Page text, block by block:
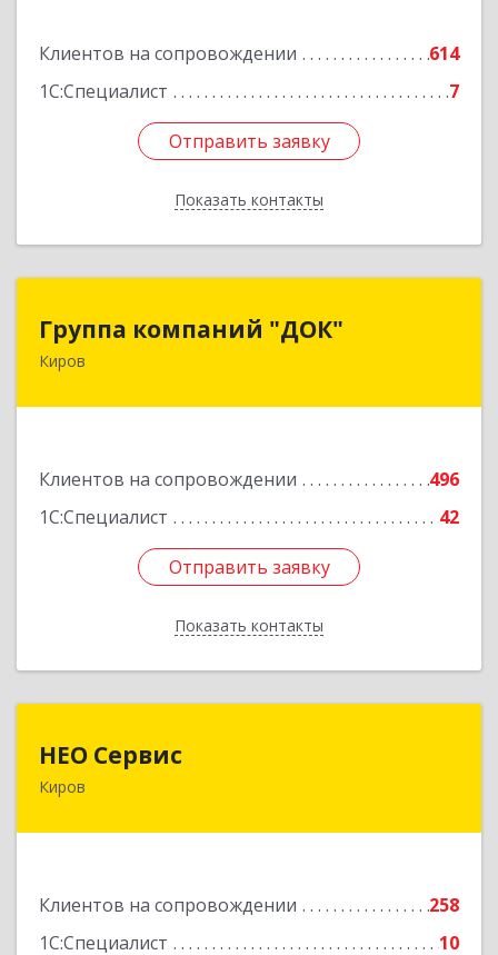
Клиентов на сопровождении
614
1С:Специалист
7
Отправить заявку
Показать контакты
Отправить заявку
Назад
Группа компаний "ДОК"
Киров
Клиентов на сопровождении
496
1С:Специалист
42
Отправить заявку
Показать контакты
Группа компаний "ДОК"
610017, Кировская обл, Киров г, Горького ул,
Отправить заявку
Назад
НЕО Сервис
Киров
Клиентов на сопровождении
258
1С:Специалист
10
610045, Кировская обл, Киров г, Ульяновская